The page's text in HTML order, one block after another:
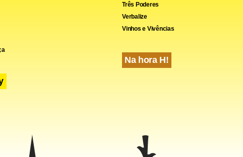
WhatsApp
Três Poderes
Verbalize
Vinhos e Vivências
Na hora H!